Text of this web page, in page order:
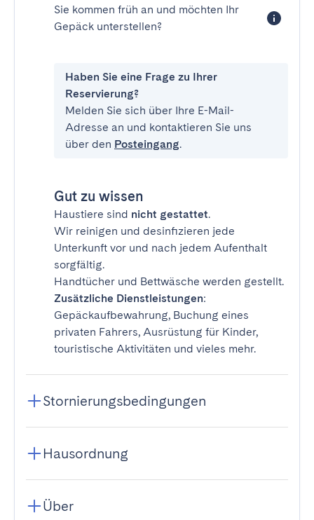
Sie kommen früh an und möchten Ihr
Gepäck unterstellen?
Haben Sie eine Frage zu Ihrer
Reservierung?
Melden Sie sich über Ihre E-Mail-
Adresse an und kontaktieren Sie uns
über den Posteingang.
Gut zu wissen
Haustiere sind nicht gestattet.
Wir reinigen und desinfizieren jede
Unterkunft vor und nach jedem Aufenthalt
sorgfältig.
Handtücher und Bettwäsche werden gestellt.
Zusätzliche Dienstleistungen:
Gepäckaufbewahrung, Buchung eines
privaten Fahrers, Ausrüstung für Kinder,
touristische Aktivitäten und vieles mehr.
Stornierungsbedingungen
Hausordnung
Über